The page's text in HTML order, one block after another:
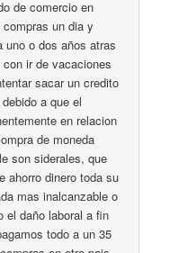
de comercio en
un dia y
uno o dos años atras
ir de vacaciones
sacar un credito
a que el
en relacion
de moneda
son siderales, que
ahorro dinero toda su
mas inalcanzable o
el daño laboral a fin
todo a un 35